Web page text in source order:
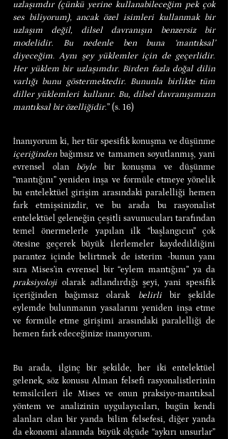
uzlaşımdır (çünkü yerine kullanabileceğim pek çok
ses biliyorum), ancak özel isimleri kullanmak bir
uzlaşım değil, dilsel davranışın benzersiz bir
modelidir. Bu nedenle ben buna ‘mantıksal’
diyeceğim. Aynı şey yüklemler için de geçerlidir.
Her yüklem bir uzlaşımdır. Birden fazla doğal dilin
varlığı bunu göstermektedir. Bununla birlikte tüm
diller yüklemleri kullanır. Bu, dilsel davranışımızın
mantıksal bir özelliğidir.” (s. 16)
içeriğinden bağımsız ve tamamen soyutlanmış, yani
evrensel olan böyle
bir konuşma ve düşünme
“mantığını” yeniden inşa ve formüle etmeye yönelik
bu entelektüel girişim arasındaki paralelliği hemen
fark etmişsinizdir, ve bu arada bu rasyonalist
entelektüel geleneğin çeşitli savunucuları tarafından
temel önermelerle yapılan ilk “başlangıcın” çok
ötesine geçerek büyük ilerlemeler kaydedildiğini
parantez içinde belirtmek de isterim -bunun yanı
praksiyoloji olarak adlandırdığı şeyi, yani spesifik
içeriğinden bağımsız olarak
belirli bir şekilde
eylemde bulunmanın yasalarını yeniden inşa etme
ve formüle etme girişimi arasındaki paralelliği de
hemen fark edeceğinize inanıyorum.
Bu arada, ilginç bir şekilde, her iki entelektüel
gelenek, söz konusu Alman felsefi rasyonalistlerinin
temsilcileri ile Mises ve onun praksiyo-mantıksal
yöntem ve analizinin uygulayıcıları, bugün kendi
alanları olan bir yanda bilim felsefesi, diğer yanda
da ekonomi alanında büyük ölçüde “aykırı unsurlar”